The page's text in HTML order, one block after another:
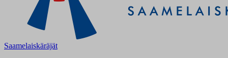
Saamelaiskäräjät